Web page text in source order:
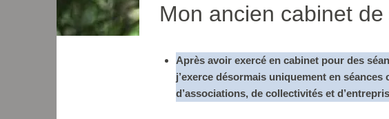
Mon ancien cabinet
Après avoir exercé en cabinet pour des
j’exerce désormais uniquement en
d’associations, de collectivités et